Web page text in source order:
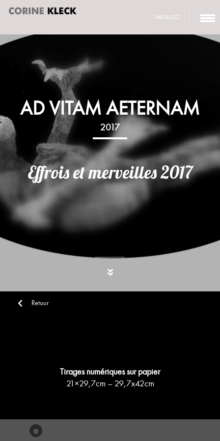
PARTAGEZ
AD VITAM AETERNAM
2017
Effrois et merveilles 2017
Retour
Tirages numériques sur papier
21×29,7cm – 29,7x42cm